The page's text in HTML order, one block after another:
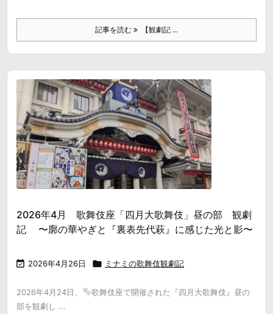
記事を読む 【観劇記 ...
2026年4月 歌舞伎座「四月大歌舞伎」昼の部 観劇
記 〜廓の華やぎと『裏表先代萩』に感じた光と影〜
 2026年4月26日  ミナミの歌舞伎観劇記
2026年4月24日、
歌舞伎座で開催された『四月大歌舞伎』昼の
部を観劇し ...